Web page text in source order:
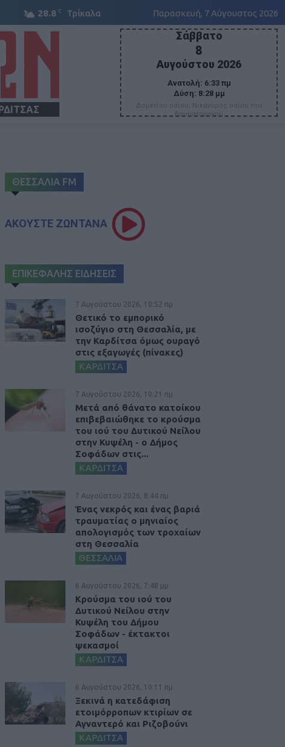
28.8 C Τρίκαλα Παρασκευή, 7 Αύγουστος 2026
Σάββατο
8
Αυγούστου 2026
Ανατολή: 6:33 πμ
Δύση: 8:28 μμ
Δομετίου οσίου, Νικάνορος οσίου του
θαυματουργού
ΘΕΣΣΑΛΙΑ FM
ΑΚΟΥΣΤΕ ΖΩΝΤΑΝΑ
ΕΠΙΚΕΦΑΛΗΣ ΕΙΔΗΣΕΙΣ
7 Αυγούστου 2026, 10:52 πμ
Θετικό το εμπορικό
ισοζύγιο στη Θεσσαλία, με
την Καρδίτσα όμως ουραγό
στις εξαγωγές (πίνακες)
ΚΑΡΔΙΤΣΑ
7 Αυγούστου 2026, 10:21 πμ
Μετά από θάνατο κατοίκου
επιβεβαιώθηκε το κρούσμα
του ιού του Δυτικού Νείλου
στην Κυψέλη - ο Δήμος
Σοφάδων στις...
ΚΑΡΔΙΤΣΑ
7 Αυγούστου 2026, 8:44 πμ
Ένας νεκρός και ένας βαριά
τραυματίας ο μηνιαίος
απολογισμός των τροχαίων
στη Θεσσαλία
ΘΕΣΣΑΛΙΑ
6 Αυγούστου 2026, 7:48 μμ
Κρούσμα του ιού του
Δυτικού Νείλου στην
Κυψέλη του Δήμου
Σοφάδων - έκτακτοι
ψεκασμοί
ΚΑΡΔΙΤΣΑ
6 Αυγούστου 2026, 10:11 πμ
Ξεκινά η κατεδάφιση
ετοιμόρροπων κτιρίων σε
Αγναντερό και Ριζοβούνι
ΚΑΡΔΙΤΣΑ